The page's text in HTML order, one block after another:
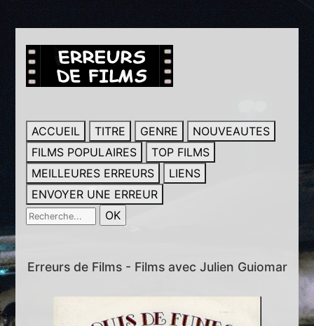
ACCUEIL TITRE GENRE
NOUVEAUTES
FILMS POPULAIRES
TOP FILMS
MEILLEURES ERREURS
LIENS
ENVOYER UNE ERREUR
Erreurs de Films - Films avec Julien Guiomar